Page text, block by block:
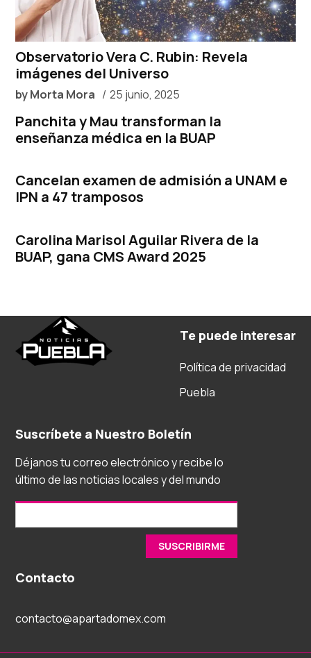
Observatorio Vera C. Rubin: Revela
imágenes del Universo
byMorta Mora 25 junio, 2025
Panchita y Mau transforman la
enseñanza médica en la BUAP
Cancelan examen de admisión a UNAM e
IPN a 47 tramposos
Carolina Marisol Aguilar Rivera de la
BUAP, gana CMS Award 2025
Te puede interesar
Política de privacidad
Puebla
Suscríbete a Nuestro Boletín
Déjanos tu correo electrónico y recibe lo
último de las noticias locales y del mundo
Contacto
contacto@apartadomex.com